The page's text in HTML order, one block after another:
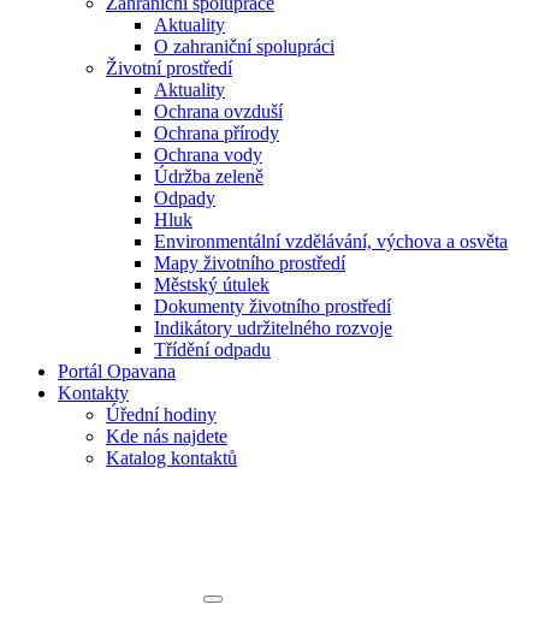
Aktuality
O zahraniční spolupráci
Životní prostředí
Aktuality
Ochrana ovzduší
Ochrana přírody
Ochrana vody
Údržba zeleně
Odpady
Hluk
Environmentální vzdělávání, výchova a osvěta
Mapy životního prostředí
Městský útulek
Dokumenty životního prostředí
Indikátory udržitelného rozvoje
Třídění odpadu
Portál Opavana
Kontakty
Úřední hodiny
Kde nás najdete
Katalog kontaktů